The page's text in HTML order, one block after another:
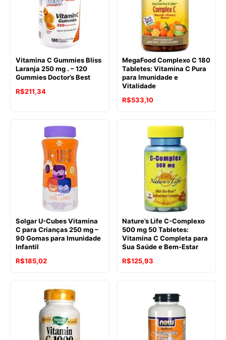
Vitamina C Gummies Bliss
Laranja 250 mg . – 120
Gummies Doctor’s Best
R$211,34
MegaFood Complexo C 180
Tabletes: Vitamina C Pura
para Imunidade e
Vitalidade
R$533,10
Solgar U-Cubes Vitamina
C para Crianças 250 mg –
90 Gomas para Imunidade
Infantil
R$185,02
Nature’s Life C-Complexo
500 mg 50 Tabletes:
Vitamina C Completa para
Sua Saúde e Bem-Estar
R$125,93